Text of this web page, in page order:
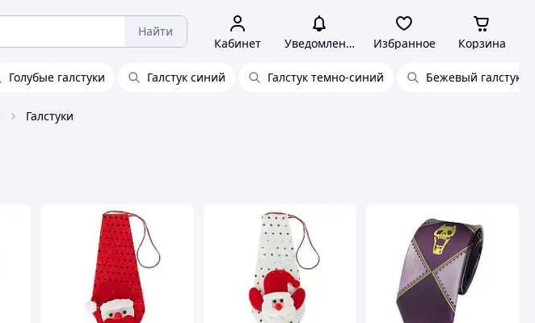
Найти
Кабинет Уведомления Избранное Корзина
Голубые галстуки Галстук синий Галстук темно-синий Бежевый галстук
Галстуки